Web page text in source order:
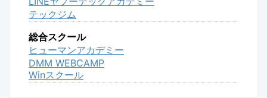
テックジム
総合スクール
ヒューマンアカデミー
DMM WEBCAMP
Winスクール